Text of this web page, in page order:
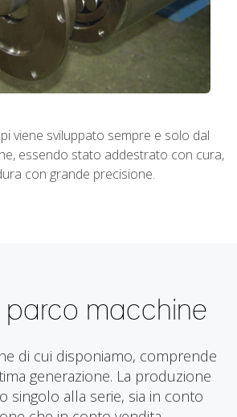
viene sviluppato sempre e solo dal
essendo stato addestrato con cura,
con grande precisione.
parco macchine
di cui disponiamo, comprende
generazione. La produzione
singolo alla serie, sia in conto